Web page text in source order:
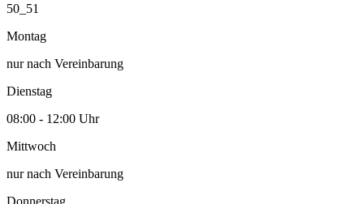
50_51
Montag
nur nach Vereinbarung
Dienstag
08:00 - 12:00 Uhr
Mittwoch
nur nach Vereinbarung
Donnerstag